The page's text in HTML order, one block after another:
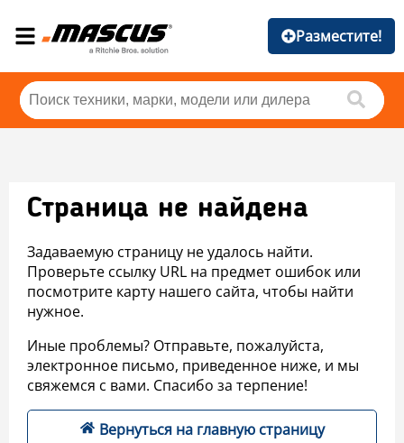
Разместите!
Страница не найдена
Задаваемую страницу не удалось найти.
Проверьте ссылку URL на предмет ошибок или
посмотрите карту нашего сайта, чтобы найти
нужное.
Иные проблемы? Отправьте, пожалуйста,
электронное письмо, приведенное ниже, и мы
свяжемся с вами. Спасибо за терпение!
Вернуться на главную страницу